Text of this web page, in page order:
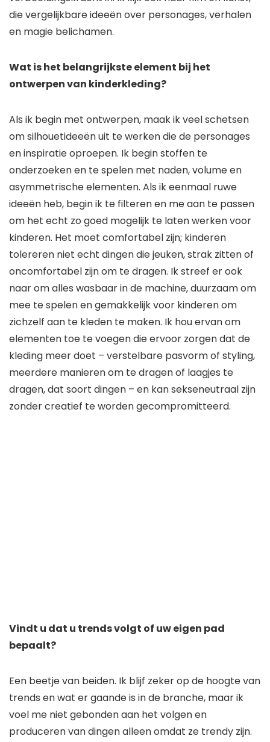
die vergelijkbare ideeën over personages, verhalen
en magie belichamen.
Wat is het belangrijkste element bij het
ontwerpen van kinderkleding?
Als ik begin met ontwerpen, maak ik veel schetsen
om silhouetideeën uit te werken die de personages
en inspiratie oproepen. Ik begin stoffen te
onderzoeken en te spelen met naden, volume en
asymmetrische elementen. Als ik eenmaal ruwe
ideeën heb, begin ik te filteren en me aan te passen
om het echt zo goed mogelijk te laten werken voor
kinderen. Het moet comfortabel zijn; kinderen
tolereren niet echt dingen die jeuken, strak zitten of
oncomfortabel zijn om te dragen. Ik streef er ook
naar om alles wasbaar in de machine, duurzaam om
mee te spelen en gemakkelijk voor kinderen om
zichzelf aan te kleden te maken. Ik hou ervan om
elementen toe te voegen die ervoor zorgen dat de
kleding meer doet – verstelbare pasvorm of styling,
meerdere manieren om te dragen of laagjes te
dragen, dat soort dingen – en kan sekseneutraal zijn
zonder creatief te worden gecompromitteerd.
Vindt u dat u trends volgt of uw eigen pad
bepaalt?
Een beetje van beiden. Ik blijf zeker op de hoogte van
trends en wat er gaande is in de branche, maar ik
voel me niet gebonden aan het volgen en
produceren van dingen alleen omdat ze trendy zijn.